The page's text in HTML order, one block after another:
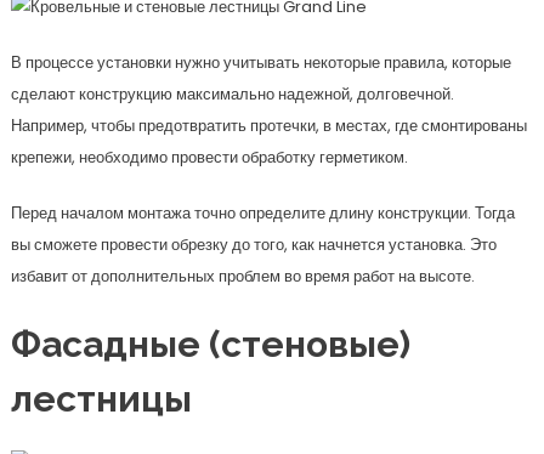
В процессе установки нужно учитывать некоторые правила, которые
сделают конструкцию максимально надежной, долговечной.
Например, чтобы предотвратить протечки, в местах, где смонтированы
крепежи, необходимо провести обработку герметиком.
Перед началом монтажа точно определите длину конструкции. Тогда
вы сможете провести обрезку до того, как начнется установка. Это
избавит от дополнительных проблем во время работ на высоте.
Фасадные (стеновые)
лестницы